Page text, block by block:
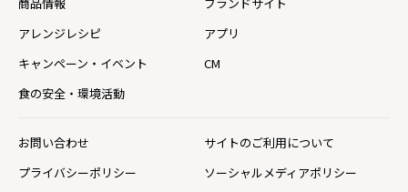
アレンジレシピ
アプリ
キャンペーン・イベント
CM
食の安全・環境活動
お問い合わせ
サイトのご利用について
プライバシーポリシー
ソーシャルメディアポリシー